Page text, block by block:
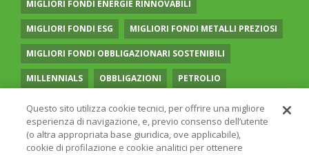
MIGLIORI FONDI ENERGIE RINNOVABILI
MIGLIORI FONDI ESG MIGLIORI FONDI METALLI PREZIOSI
MIGLIORI FONDI OBBLIGAZIONARI SOSTENIBILI
MILLENNIALS OBBLIGAZIONI PETROLIO
PIANI DI ACCUMULO CAPITALE PORTAFOGLI MODELLO
PREVIDENZA COMPLEMENTARE RECESSIONE
Questo sito utilizza cookie tecnici, per offrire una migliore
esperienza di navigazione, e, previo consenso dell’utente
(o altra appropriata base giuridica, ove applicabile),
cookie di profilazione e cookie analitici per ottenere